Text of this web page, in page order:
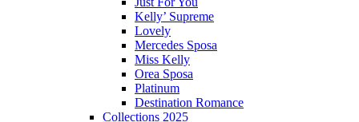
Kelly’ Supreme
Lovely
Mercedes Sposa
Miss Kelly
Orea Sposa
Platinum
Destination Romance
Collections 2025